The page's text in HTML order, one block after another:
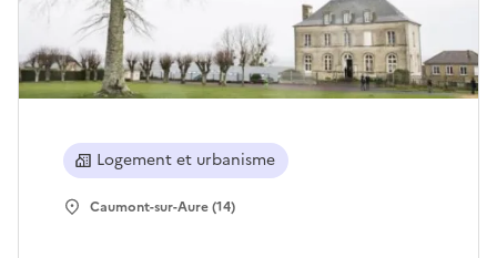
Logement et urbanisme
Caumont-sur-Aure (14)